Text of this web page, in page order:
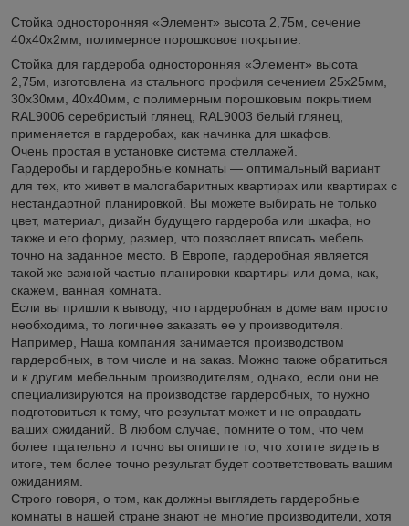
Стойка односторонняя «Элемент» высота 2,75м, сечение
40х40х2мм, полимерное порошковое покрытие.
Стойка для гардероба односторонняя «Элемент» высота
2,75м, изготовлена из стального профиля сечением 25х25мм,
30х30мм, 40х40мм, с полимерным порошковым покрытием
RAL9006 серебристый глянец, RAL9003 белый глянец,
применяется в гардеробах, как начинка для шкафов.
Очень простая в установке система стеллажей.
Гардеробы и гардеробные комнаты — оптимальный вариант
для тех, кто живет в малогабаритных квартирах или квартирах с
нестандартной планировкой. Вы можете выбирать не только
цвет, материал, дизайн будущего гардероба или шкафа, но
также и его форму, размер, что позволяет вписать мебель
точно на заданное место. В Европе, гардеробная является
такой же важной частью планировки квартиры или дома, как,
скажем, ванная комната.
Если вы пришли к выводу, что гардеробная в доме вам просто
необходима, то логичнее заказать ее у производителя.
Например, Наша компания занимается производством
гардеробных, в том числе и на заказ. Можно также обратиться
и к другим мебельным производителям, однако, если они не
специализируются на производстве гардеробных, то нужно
подготовиться к тому, что результат может и не оправдать
ваших ожиданий. В любом случае, помните о том, что чем
более тщательно и точно вы опишите то, что хотите видеть в
итоге, тем более точно результат будет соответствовать вашим
ожиданиям.
Строго говоря, о том, как должны выглядеть гардеробные
комнаты в нашей стране знают не многие производители, хотя